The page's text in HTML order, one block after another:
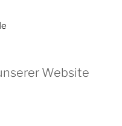
Website